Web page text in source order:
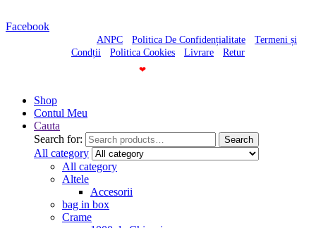
Facebook
ANPC Politica De Confidențialitate
Termeni și
Condții
Politica Cookies Livrare Retur
❤
Shop
Contul Meu
Cauta
Search for:
Search
All category
All category
Altele
Accesorii
bag in box
Crame